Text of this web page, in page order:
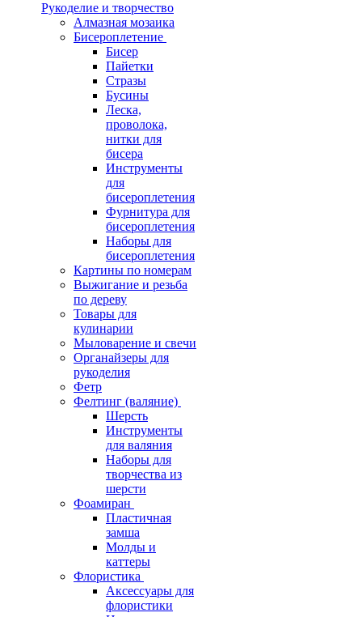
Рукоделие и творчество
Алмазная мозаика
Бисероплетение
Бисер
Пайетки
Стразы
Бусины
Леска,
проволока,
нитки для
бисера
Инструменты
для
бисероплетения
Фурнитура для
бисероплетения
Наборы для
бисероплетения
Картины по номерам
Выжигание и резьба
по дереву
Товары для
кулинарии
Мыловарение и свечи
Органайзеры для
рукоделия
Фетр
Фелтинг (валяние)
Шерсть
Инструменты
для валяния
Наборы для
творчества из
шерсти
Фоамиран
Пластичная
замша
Молды и
каттеры
Флористика
Аксессуары для
флористики